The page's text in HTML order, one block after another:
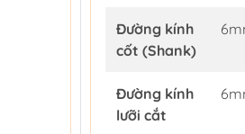
Đường kính
cốt (Shank)
Đường kính
lưỡi cắt